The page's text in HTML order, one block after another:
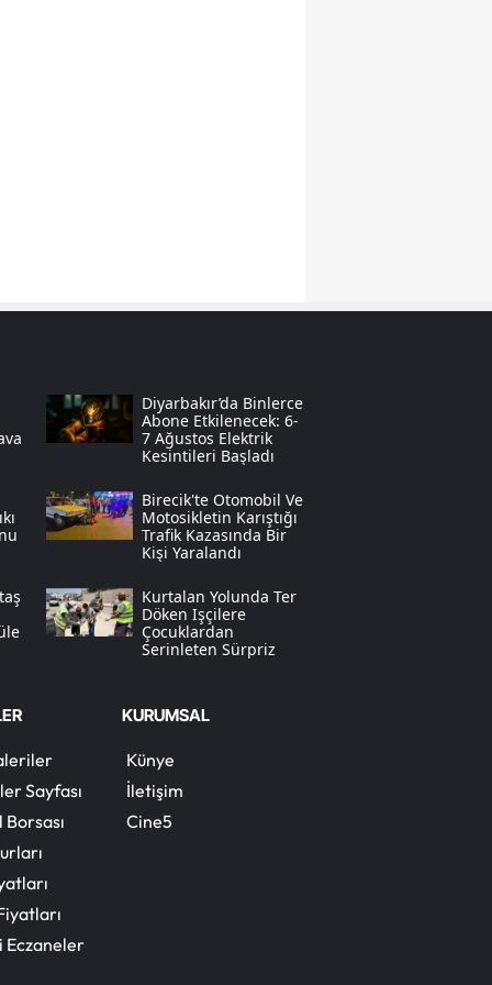
Batman
Bartın
Ardahan
Iğdır
Yalova
Kilis
Düzce
Diyarbakır’da Binlerce
Abone Etkilenecek: 6-
7 Ağustos Elektrik
Kesintileri Başladı
Birecik'te Otomobil Ve
Motosikletin Karıştığı
Trafik Kazasında Bir
Kişi Yaralandı
Kurtalan Yolunda Ter
Döken Işçilere
Çocuklardan
Serinleten Sürpriz
Sayfası
Eczaneler
KURUMSAL
Künye
İletişim
Cine5